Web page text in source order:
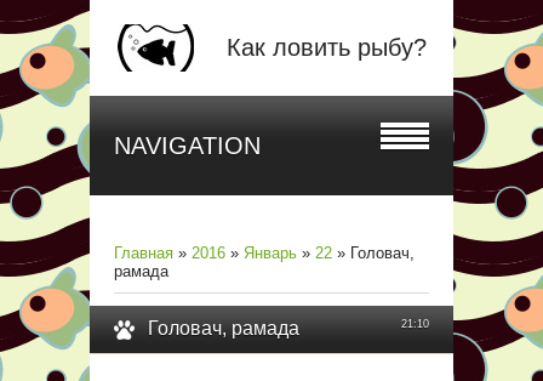
Как ловить рыбу?
NAVIGATION
Главная » 2016 » Январь » 22 » Головач,
рамада
21:10
Головач, рамада